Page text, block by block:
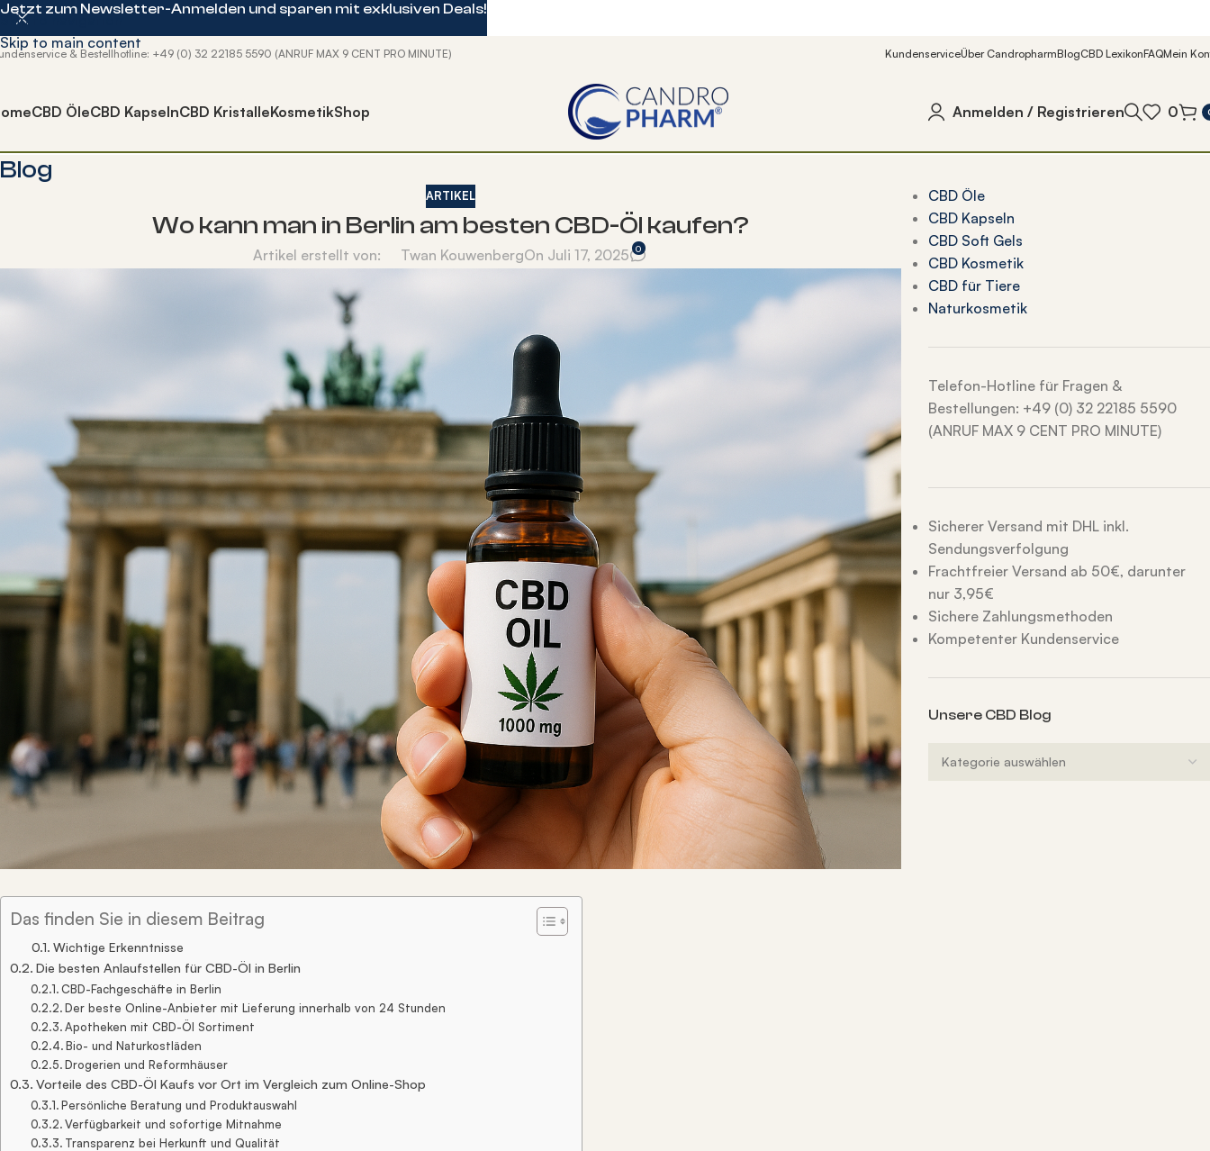
Skip to navigation
Skip to main content
& Bestellhotline: +49 (0) 32 22185 5590 (ANRUF MAX 9 CENT PRO MINUTE) KundenserviceÜber CandropharmBlogCBD LexikonFAQMein
CBD ÖleCBD KapselnCBD KristalleKosmetikShop Anmelden / Registrieren 0
Blog
ARTIKEL
Wo kann man in Berlin am besten CBD-Öl kaufen?
Artikel erstellt von: Twan KouwenbergOn Juli 17, 2025 0
Das finden Sie in diesem Beitrag
Wichtige Erkenntnisse
Die besten Anlaufstellen für CBD-Öl in Berlin
CBD-Fachgeschäfte in Berlin
Der beste Online-Anbieter mit Lieferung innerhalb von 24 Stunden
Apotheken mit CBD-Öl Sortiment
Bio- und Naturkostläden
Drogerien und Reformhäuser
Vorteile des CBD-Öl Kaufs vor Ort im Vergleich zum Online-Shop
Persönliche Beratung und Produktauswahl
Verfügbarkeit und sofortige Mitnahme
Transparenz bei Herkunft und Qualität
CBD Öle
CBD Kapseln
CBD Soft Gels
CBD Kosmetik
CBD für Tiere
Naturkosmetik
Telefon-Hotline für Fragen &
Bestellungen: +49 (0) 32 22185 5590
(ANRUF MAX 9 CENT PRO MINUTE)
Sicherer Versand mit DHL inkl.
Sendungsverfolgung
Frachtfreier Versand ab 50€, darunter
nur 3,95€
Sichere Zahlungsmethoden
Kompetenter Kundenservice
Unsere CBD Blog
Jetzt zum Newsletter-Anmelden und sparen mit exklusiven Deals!